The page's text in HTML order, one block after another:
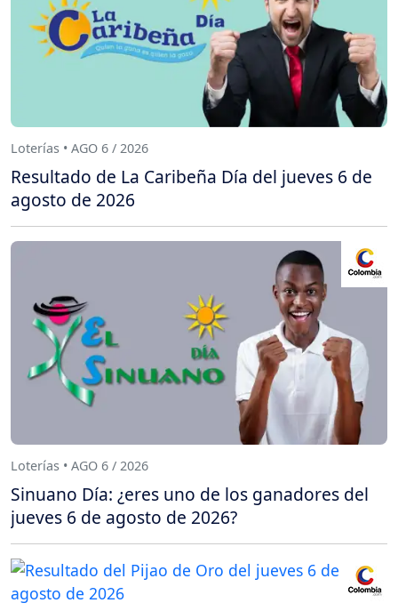
Loterías • AGO 6 / 2026
Resultado de La Caribeña Día del jueves 6 de
agosto de 2026
Loterías • AGO 6 / 2026
Sinuano Día: ¿eres uno de los ganadores del
jueves 6 de agosto de 2026?